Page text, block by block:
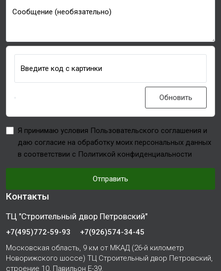
Сообщение (необязательно)
Введите код с картинки
Обновить
Я принимаю условия Пользовательского соглашения и
даю согласие на обработку моих персональных данных
в соответствии с Политикой конфиденциальности
Отправить
Контакты
ТЦ "Строительный двор Петровский"
+7(495)772-59-93
+7(926)574-34-45
Московская область, 9 км от МКАД (26-й километр
Новорижского шоссе) ТЦ Строительный двор Петровский,
строение 10, Павильон Е-39.